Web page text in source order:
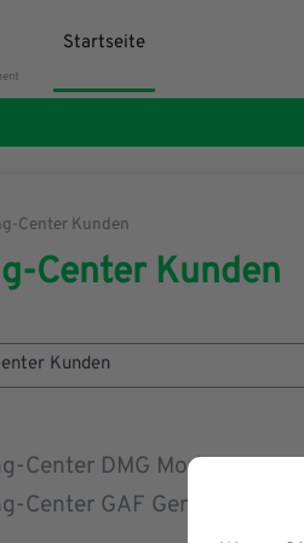
Startseite
Center Kunden
Center Kunden
Center DMG Mori
Center GAF German Asset